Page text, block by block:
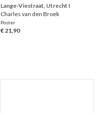
Lange-Viestraat, Utrecht I
Charles van den Broek
Poster
€ 21,90